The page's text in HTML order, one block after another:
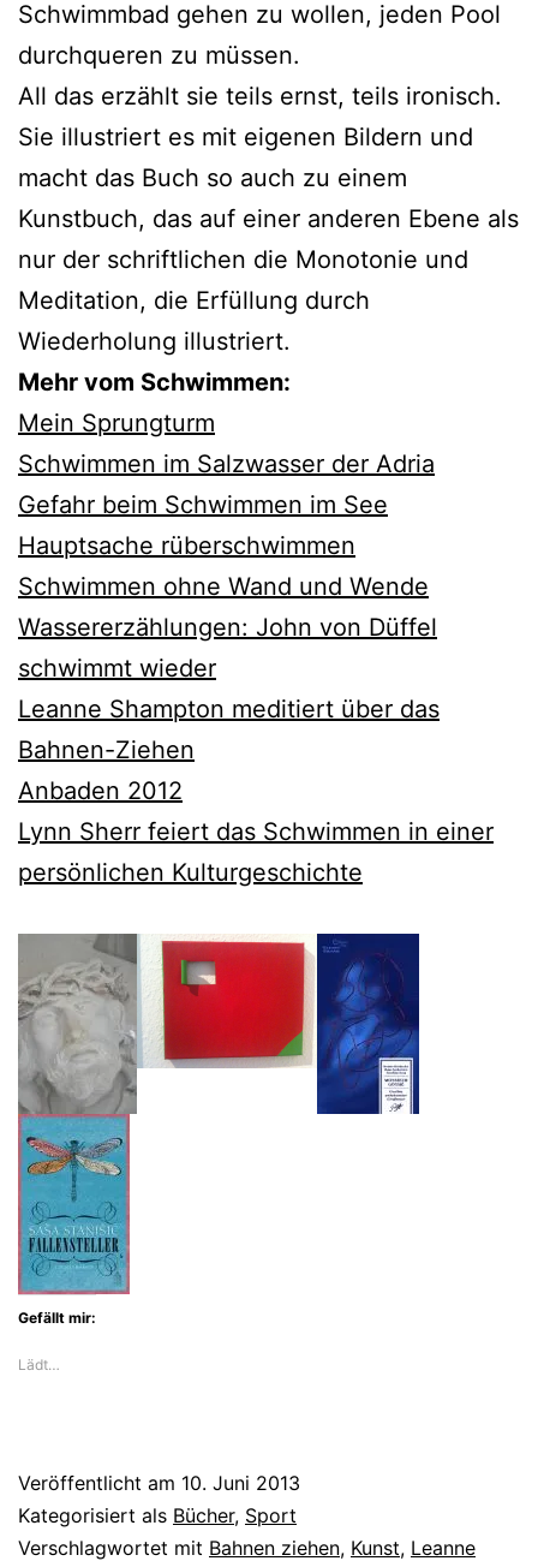
Schwimmbad gehen zu wollen, jeden Pool
durchqueren zu müssen.
All das erzählt sie teils ernst, teils ironisch.
Sie illustriert es mit eigenen Bildern und
macht das Buch so auch zu einem
Kunstbuch, das auf einer anderen Ebene als
nur der schriftlichen die Monotonie und
Meditation, die Erfüllung durch
Wiederholung illustriert.
Mehr vom Schwimmen:
Mein Sprungturm
Schwimmen im Salzwasser der Adria
Gefahr beim Schwimmen im See
Hauptsache rüberschwimmen
Schwimmen ohne Wand und Wende
Wassererzählungen: John von Düffel
schwimmt wieder
Leanne Shampton meditiert über das
Bahnen-Ziehen
Anbaden 2012
Lynn Sherr feiert das Schwimmen in einer
persönlichen Kulturgeschichte
Gefällt mir:
Lädt…
Veröffentlicht am 10. Juni 2013
Kategorisiert als Bücher, Sport
Verschlagwortet mit Bahnen ziehen, Kunst, Leanne